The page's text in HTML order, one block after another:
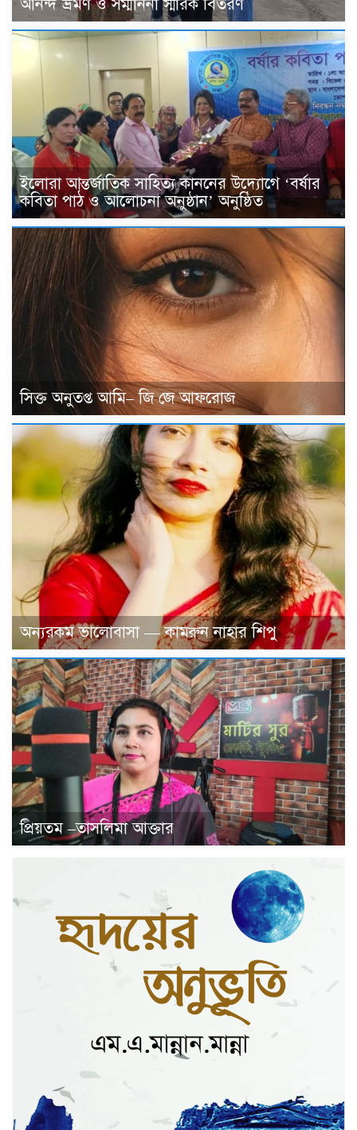
আনন্দ ভ্রমণ ও সম্মাননা স্মারক বিতরণ
ইলোরা আন্তর্জাতিক সাহিত্য কাননের উদ্যোগে ‘বর্ষার
কবিতা পাঠ ও আলোচনা অনুষ্ঠান’ অনুষ্ঠিত
সিক্ত অনুতপ্ত আমি– জি জে আফরোজ
অন্যরকম ভালোবাসা — কামরুন নাহার শিপু
প্রিয়তম –তাসলিমা আক্তার